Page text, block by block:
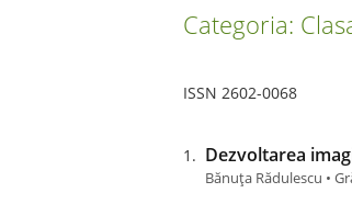
Categoria:
ISSN 2602-0068
Dezvoltarea
Bănuța Rădulescu •